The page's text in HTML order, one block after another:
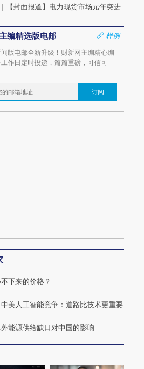
甘
马航飞行员跨国走私7万
粒摇头丸 尿检体内含3种
毒品
视线｜被称
度Z世代 用
｜ 【封面报道】电力现货市场元年突进
编精选版电邮
样例
版电邮全新升级！财新网主编精心编
作日定时投递，篇篇重磅，可信可
订阅
下来的价格？
中美人工智能竞争：道路比技术更重要
能源供给缺口对中国的影响